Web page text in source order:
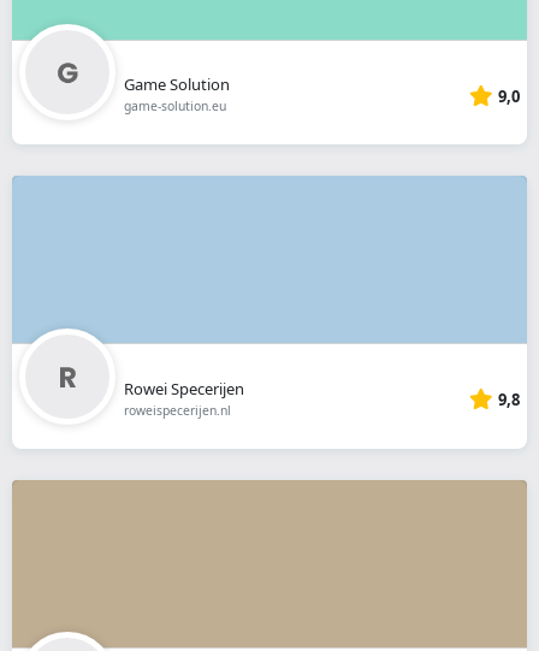
Game Solution
game-solution.eu 9,0
Rowei Specerijen
roweispecerijen.nl 9,8